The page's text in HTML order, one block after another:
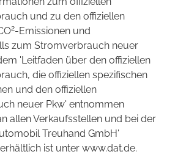
und zu den offiziellen
2-Emissionen und
zum Stromverbrauch neuer
'Leitfaden über den offiziellen
die offiziellen spezifischen
und den offiziellen
neuer Pkw' entnommen
allen Verkaufsstellen und bei der
Treuhand GmbH'
ist unter www.dat.de.